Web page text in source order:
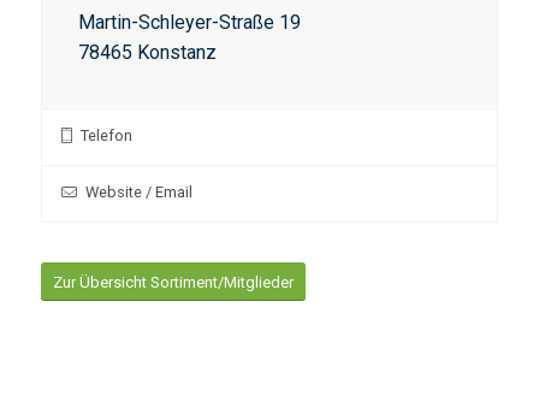
Martin-Schleyer-Straße 19
78465 Konstanz
Telefon
Website / Email
Zur Übersicht Sortiment/Mitglieder